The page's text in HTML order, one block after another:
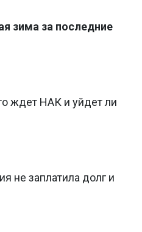
зима за последние
ждет НАК и уйдет ли
не заплатила долг и